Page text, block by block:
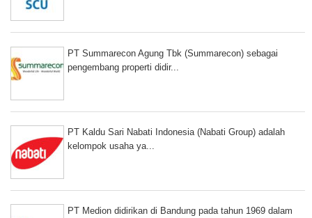
PT Summarecon Agung Tbk (Summarecon) sebagai
pengembang properti didir...
PT Kaldu Sari Nabati Indonesia (Nabati Group) adalah
kelompok usaha ya...
PT Medion didirikan di Bandung pada tahun 1969 dalam